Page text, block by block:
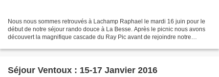
Nous nous sommes retrouvés à Lachamp Raphael le mardi 16 juin pour le
début de notre séjour rando douce à La Besse. Après le picnic nous avons
découvert la magnifique cascade du Ray Pic avant de rejoindre notre
Séjour Ventoux : 15-17 Janvier 2016